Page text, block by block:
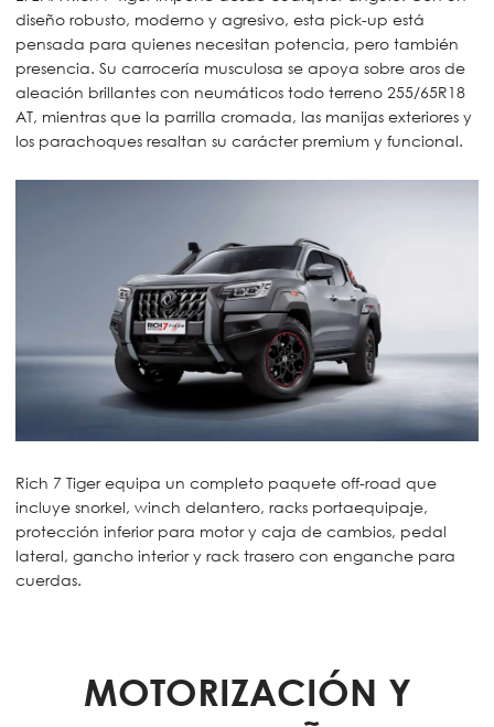
diseño robusto, moderno y agresivo, esta pick-up está
pensada para quienes necesitan potencia, pero también
presencia. Su carrocería musculosa se apoya sobre aros de
aleación brillantes con neumáticos todo terreno 255/65R18
AT, mientras que la parrilla cromada, las manijas exteriores y
los parachoques resaltan su carácter premium y funcional.
Rich 7 Tiger equipa un completo paquete off-road que
incluye snorkel, winch delantero, racks portaequipaje,
protección inferior para motor y caja de cambios, pedal
lateral, gancho interior y rack trasero con enganche para
cuerdas.
MOTORIZACIÓN Y